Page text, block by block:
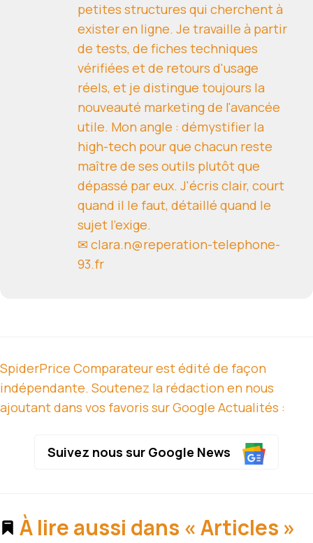
petites structures qui cherchent à
exister en ligne. Je travaille à partir
de tests, de fiches techniques
vérifiées et de retours d'usage
réels, et je distingue toujours la
nouveauté marketing de l'avancée
utile. Mon angle : démystifier la
high-tech pour que chacun reste
maître de ses outils plutôt que
dépassé par eux. J'écris clair, court
quand il le faut, détaillé quand le
sujet l'exige.
✉ clara.n@reperation-telephone-
93.fr
SpiderPrice Comparateur est édité de façon
indépendante. Soutenez la rédaction en nous
ajoutant dans vos favoris sur Google Actualités :
Suivez nous sur Google News
À lire aussi dans « Articles »